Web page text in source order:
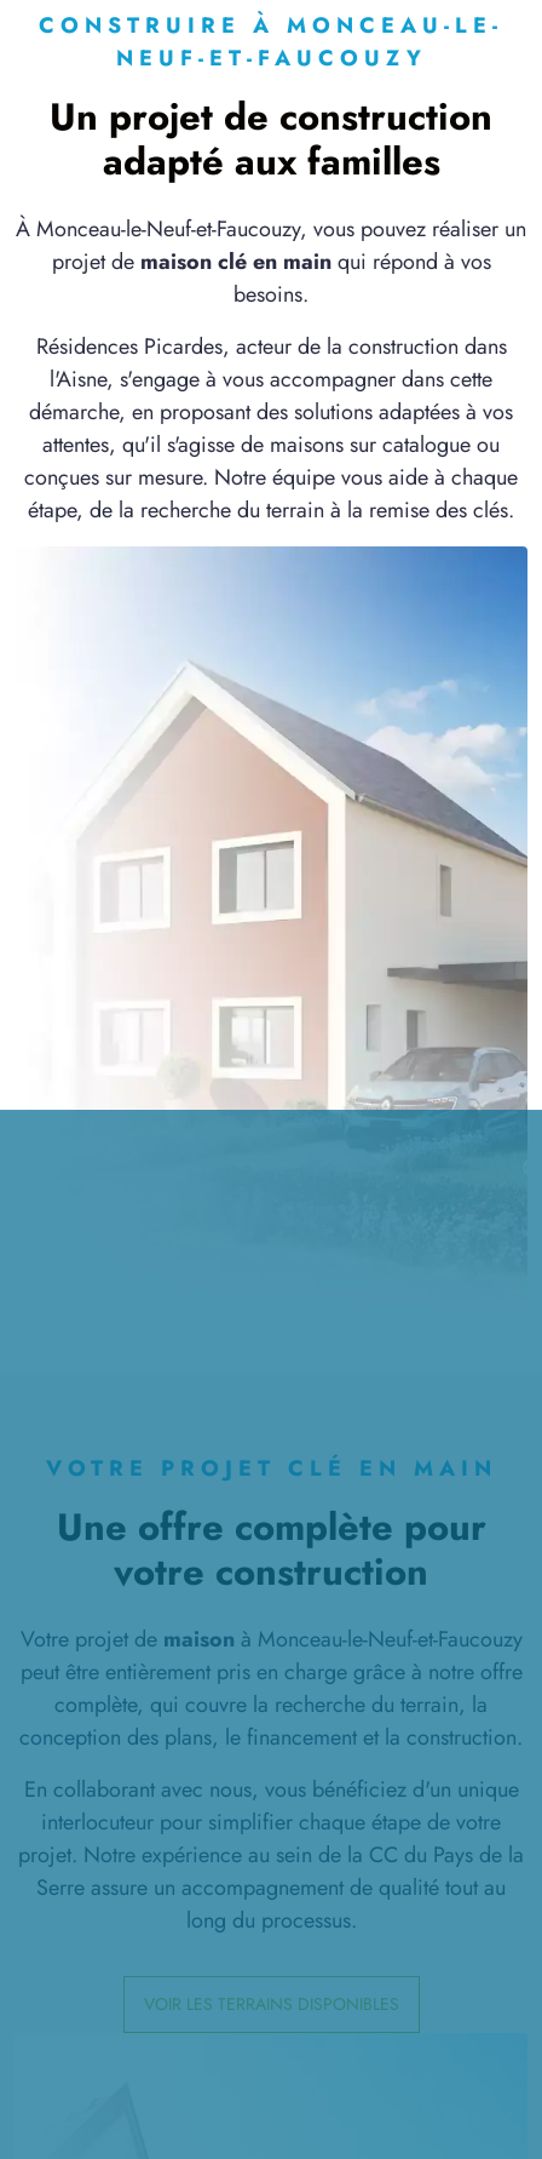
CONSTRUIRE À MONCEAU-LE-
NEUF-ET-FAUCOUZY
Un projet de construction
adapté aux familles
À Monceau-le-Neuf-et-Faucouzy, vous pouvez réaliser un
projet de maison clé en mainqui répond à vos
besoins.
Résidences Picardes, acteur de la construction dans
l'Aisne, s'engage à vous accompagner dans cette
démarche, en proposant des solutions adaptées à vos
attentes, qu'il s'agisse de maisons sur catalogue ou
conçues sur mesure. Notre équipe vous aide à chaque
étape, de la recherche du terrain à la remise des clés.
VOTRE PROJET CLÉ EN MAIN
Une offre complète pour
votre construction
Votre projet de maison à Monceau-le-Neuf-et-Faucouzy
peut être entièrement pris en charge grâce à notre offre
complète, qui couvre la recherche du terrain, la
conception des plans, le financement et la construction.
En collaborant avec nous, vous bénéficiez d'un unique
interlocuteur pour simplifier chaque étape de votre
projet. Notre expérience au sein de la CC du Pays de la
Serre assure un accompagnement de qualité tout au
long du processus.
VOIR LES TERRAINS DISPONIBLES